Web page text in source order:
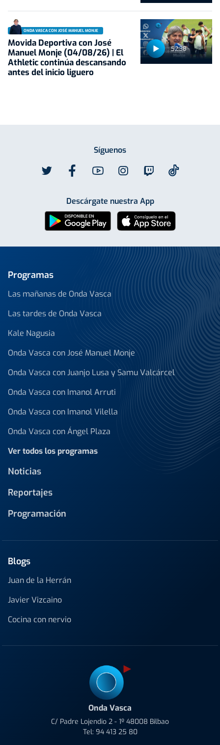
52:38
ONDA VASCA CON JOSÉ MANUEL MONJE
Movida Deportiva con José
Manuel Monje (04/08/26) | El
Athletic continúa descansando
antes del inicio liguero
Síguenos
Descárgate nuestra App
Programas
Las mañanas de Onda Vasca
Las tardes de Onda Vasca
Kale Nagusia
Onda Vasca con José Manuel Monje
Onda Vasca con Juanjo Lusa y Samu Valcárcel
Onda Vasca con Imanol Arruti
Onda Vasca con Imanol Vilella
Onda Vasca con Ángel Plaza
Ver todos los programas
Noticias
Reportajes
Programación
Blogs
Juan de la Herrán
Javier Vizcaino
Cocina con nervio
Onda Vasca
C/ Padre Lojendio 2 - 1º 48008 Bilbao
Tel: 94 413 25 80